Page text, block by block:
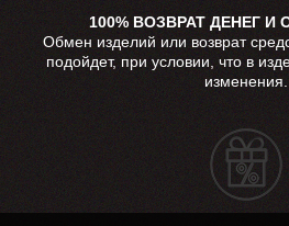
100% ВОЗВРАТ ДЕНЕГ И
Обмен изделий или возврат
подойдет, при условии, что в
изменения.